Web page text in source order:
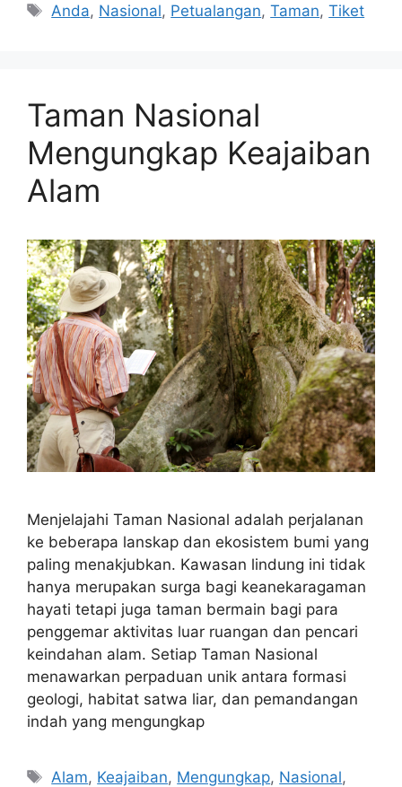
Tags
Anda, Nasional, Petualangan,Taman,Tiket
Taman Nasional
Mengungkap Keajaiban
Alam
Menjelajahi Taman Nasional adalah perjalanan
ke beberapa lanskap dan ekosistem bumi yang
paling menakjubkan. Kawasan lindung ini tidak
hanya merupakan surga bagi keanekaragaman
hayati tetapi juga taman bermain bagi para
penggemar aktivitas luar ruangan dan pencari
keindahan alam. Setiap Taman Nasional
menawarkan perpaduan unik antara formasi
geologi, habitat satwa liar, dan pemandangan
indah yang mengungkap
Tags
Alam, Keajaiban, Mengungkap, Nasional,